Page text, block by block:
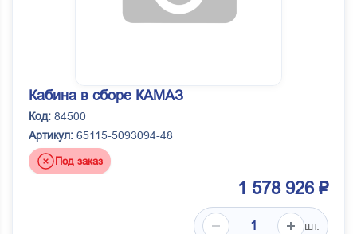
Кабина в сборе КАМАЗ
Код: 84500
Артикул: 65115-5093094-48
Под заказ
1 578 926 ₽
шт.